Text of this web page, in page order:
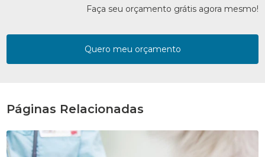
Faça seu orçamento grátis agora mesmo!
Quero meu orçamento
Páginas Relacionadas